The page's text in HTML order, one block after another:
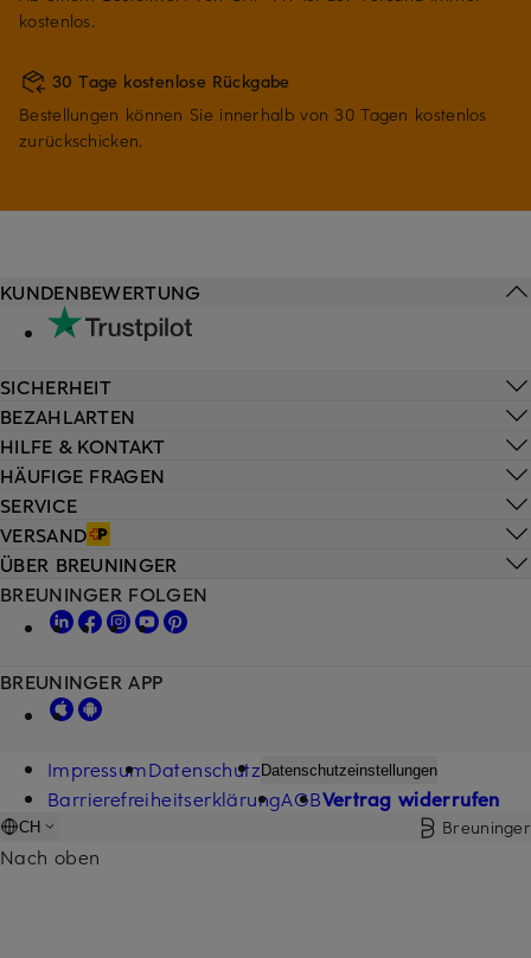
kostenlos.
30 Tage kostenlose Rückgabe
Bestellungen können Sie innerhalb von 30 Tagen kostenlos
zurückschicken.
HILFE & KONTAKT
HÄUFIGE FRAGEN
SERVICE
VERSAND
KUNDENBEWERTUNG
SICHERHEIT
BEZAHLARTEN
ÜBER BREUNINGER
BREUNINGER FOLGEN
BREUNINGER APP
ImpressumDatenschutzDatenschutzeinstellungen
BarrierefreiheitserklärungAGBVertrag widerrufen
CH Breuninger
Nach oben